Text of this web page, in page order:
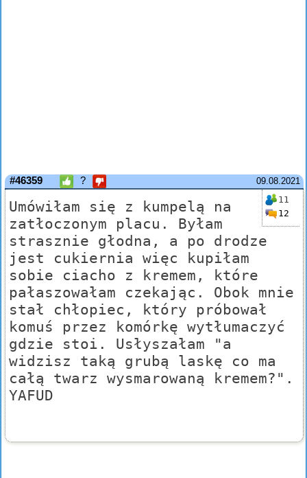
09.08.2021
#46359 ?
11
12
Umówiłam się z kumpelą na
zatłoczonym placu. Byłam
strasznie głodna, a po drodze
jest cukiernia więc kupiłam
sobie ciacho z kremem, które
pałaszowałam czekając. Obok mnie
stał chłopiec, który próbował
komuś przez komórkę wytłumaczyć
gdzie stoi. Usłyszałam "a
widzisz taką grubą laskę co ma
całą twarz wysmarowaną kremem?".
YAFUD